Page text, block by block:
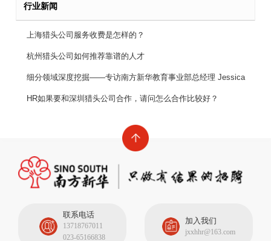
行业新闻
上海猎头公司服务收费是怎样的？
杭州猎头公司如何推荐靠谱的人才
细分领域深度挖掘——专访南方新华教育事业部总经理 Jessica
HR如果要和深圳猎头公司合作，请问怎么合作比较好？
联系电话
13718767011
023-65166838
加入我们
jxxhhr@163.com